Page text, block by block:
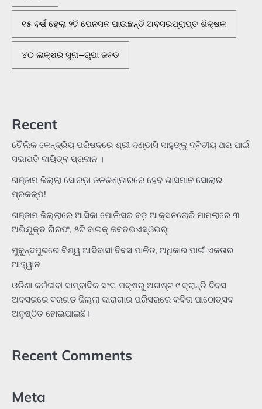
୧୫ ବର୍ଷ ହେଲା ୨ଟି ପେନସନ ପାଉଛନ୍ତି ଅବସରପ୍ରାପ୍ତ ଶିକ୍ଷକ
୪୦ ଲକ୍ଷର ସୁନା–ରୁପା ଜବତ
Recent
ତୈଲିକ କେନ୍ଦ୍ରିୟ ପରିଷଦରେ ଶ୍ରୀ ଦଣ୍ଡାସି ସାହୁଙ୍କୁ ଦ୍ବିତୀୟ ଥର ପାଇଁ
ସଭାପତି ଦାୟିତ୍ବ ପ୍ରଦାନ ।
ଗଞ୍ଜାମ ଜିଲ୍ଲା ସୋରଡ଼ା ଜଳଭଣ୍ଡାରରେ ହେବ ଭାସମାନ ସୋଲାର
ପ୍ରକଳ୍ପ!
ଗଞ୍ଜାମ ଜିଲ୍ଲାରେ ଆସିକା ପୋଲିସର ବଡ଼ ଆକ୍ସନଚୋରି ମାମଲାରେ ୩
ଅଭିଯୁକ୍ତ ଗିରଫ, ୫ଟି ବାଇକ୍ ଜବତଭଏସ୍‌ଓଭର୍:
ମୁକୁନ୍ଦପୁରରେ ବିଶ୍ୱ ଆଦିବାସୀ ଦିବସ ପାଳିତ, ଅଧିକାର ପାଇଁ ଏକତାର
ଆହ୍ୱାନ
ଓଡିଶା କର୍ମଜୀବୀ ସାମ୍ବାଦିକ ସଂଘ ପକ୍ଷରୁ ଅଗଷ୍ଟ ୯ କ୍ରାନ୍ତି ଦିବସ
ଅବସରରେ ବରଗଡ ଜିଲ୍ଲା କାରାଗାର ପରିସରରେ କବିତା ପାଠୋତ୍ସବ
ଅନୁଷ୍ଠିତ ହୋଇଯାଇଛି।
Recent Comments
Meta